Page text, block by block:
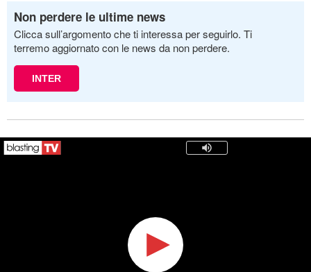
Non perdere le ultime news
Clicca sull’argomento che ti interessa per seguirlo. Ti
terremo aggiornato con le news da non perdere.
INTER